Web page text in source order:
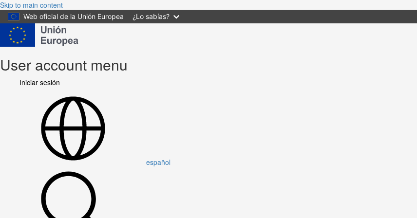
Skip to main content
Web oficial de la Unión Europea ¿Lo sabías?
User account menu
Iniciar sesión
español